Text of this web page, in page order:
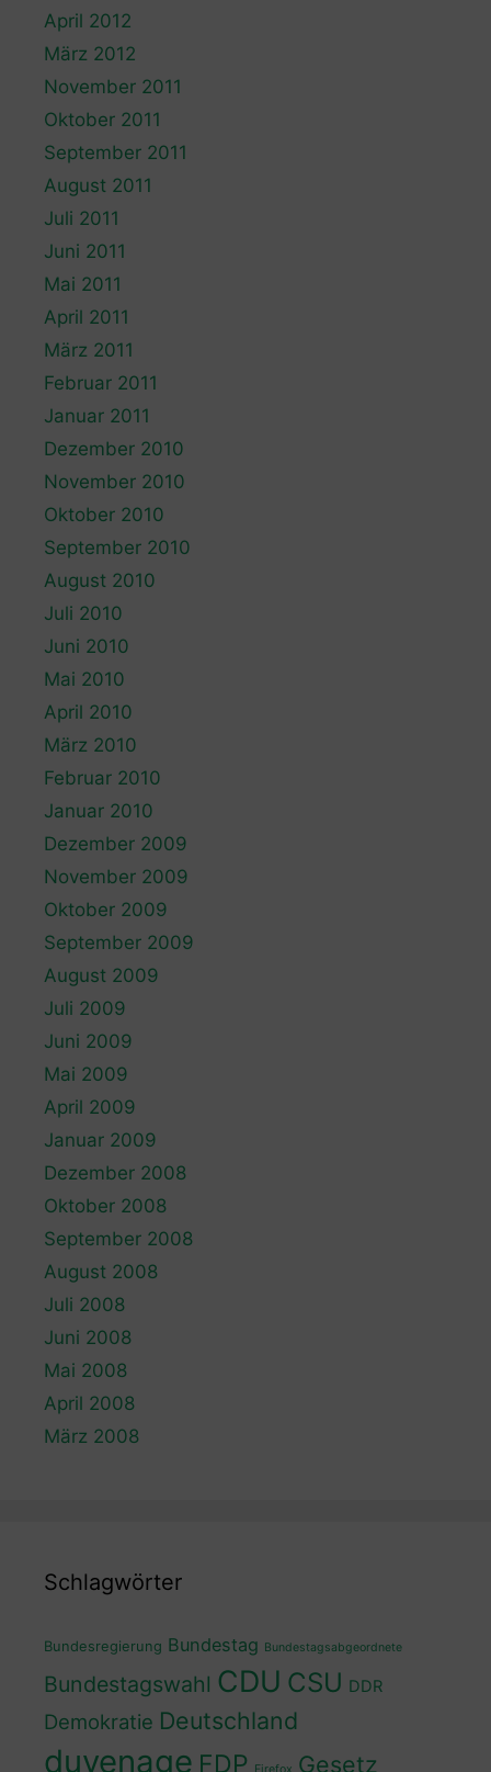
April 2012
März 2012
November 2011
Oktober 2011
September 2011
August 2011
Juli 2011
Juni 2011
Mai 2011
April 2011
März 2011
Februar 2011
Januar 2011
Dezember 2010
November 2010
Oktober 2010
September 2010
August 2010
Juli 2010
Juni 2010
Mai 2010
April 2010
März 2010
Februar 2010
Januar 2010
Dezember 2009
November 2009
Oktober 2009
September 2009
August 2009
Juli 2009
Juni 2009
Mai 2009
April 2009
Januar 2009
Dezember 2008
Oktober 2008
September 2008
August 2008
Juli 2008
Juni 2008
Mai 2008
April 2008
März 2008
Schlagwörter
Bundesregierung Bundestag Bundestagsabgeordnete
Bundestagswahl CDU CSU DDR
Demokratie Deutschland
duvenage FDP Firefox Gesetz